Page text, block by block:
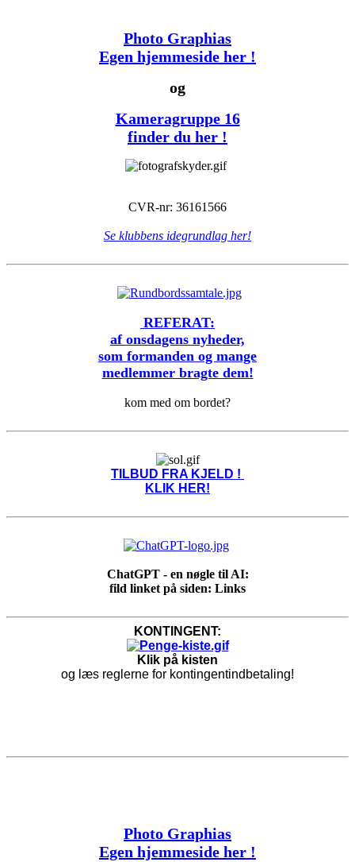
Photo Graphias
Egen hjemmeside her !
og
Kameragruppe 16
finder du her !
CVR-nr: 36161566
Se klubbens idegrundlag her!
REFERAT:
af onsdagens nyheder,
som formanden og mange
medlemmer bragte dem!
kom med om bordet?
TILBUD FRA KJELD !
KLIK HER!
ChatGPT - en nøgle til AI:
fild linket på siden: Links
KONTINGENT:
Klik på kisten
og læs reglerne for kontingentindbetaling!
Photo Graphias
Egen hjemmeside her !